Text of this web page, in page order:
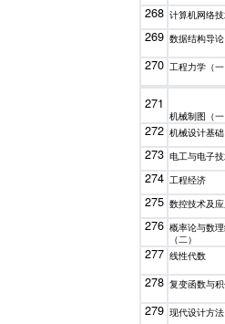
268 计算机网络
269 数据结构导论
270 工程力学（一
271
机械制图（一
272 机械设计基础
273 电工与电子
274 工程经济
275 数控技术及
276 概率论与数
（二）
277 线性代数
278 复变函数与
279 现代设计方法